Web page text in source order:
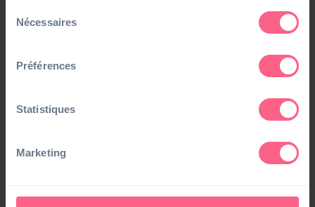
Nécessaires
Préférences
Statistiques
Marketing
Festival Poésie Urbaine : Quand la ville de